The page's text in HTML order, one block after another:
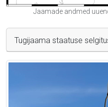
Jaamade andmed
Tugijaama staatuse